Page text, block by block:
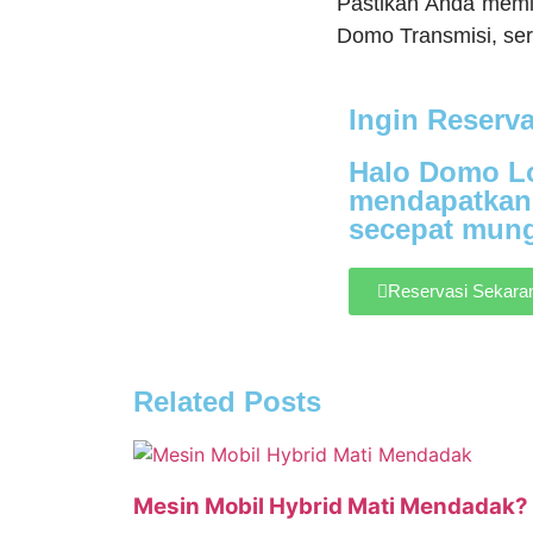
Domo Transmisi,
Ingin
Halo Domo
secepat
Reservasi
Related Posts
Mesin Mobil Hybrid Mati